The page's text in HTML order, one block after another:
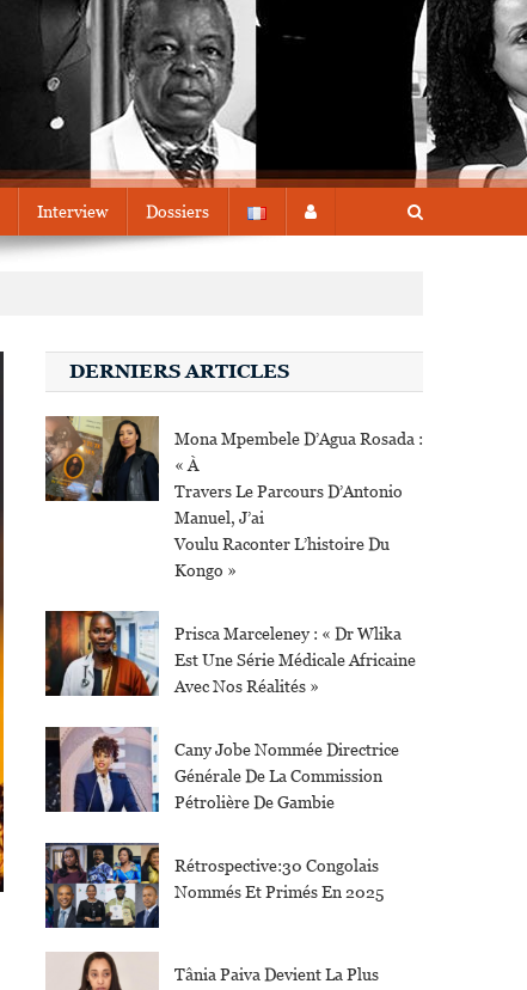
Interview Dossiers
DERNIERS ARTICLES
Mona Mpembele D’Agua Rosada :
« À
Travers Le Parcours D’Antonio
Manuel, J’ai
Voulu Raconter L’histoire Du
Kongo »
Prisca Marceleney : « Dr Wlika
Est Une Série Médicale Africaine
Avec Nos Réalités »
Cany Jobe Nommée Directrice
Générale De La Commission
Pétrolière De Gambie
Rétrospective:30 Congolais
Nommés Et Primés En 2025
Tânia Paiva Devient La Plus